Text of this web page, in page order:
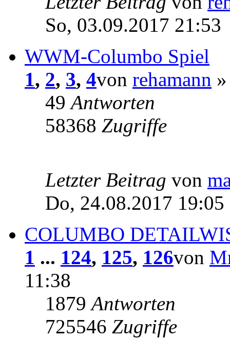
So, 03.09.2017 21:53
WWM-Columbo Spiel
1, 2, 3, 4von rehamann
49Antworten
58368 Zugriffe
Letzter Beitrag von
Do, 24.08.2017 19:05
COLUMBO
1 ... 124, 125, 126von
11:38
1879Antworten
725546 Zugriffe